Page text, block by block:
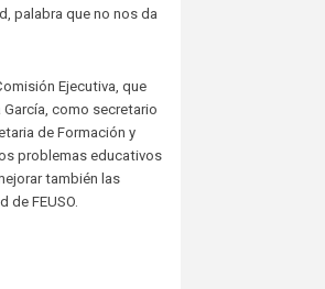
palabra que no nos da
Ejecutiva, que
como secretario
de Formación y
problemas educativos
también las
FEUSO.